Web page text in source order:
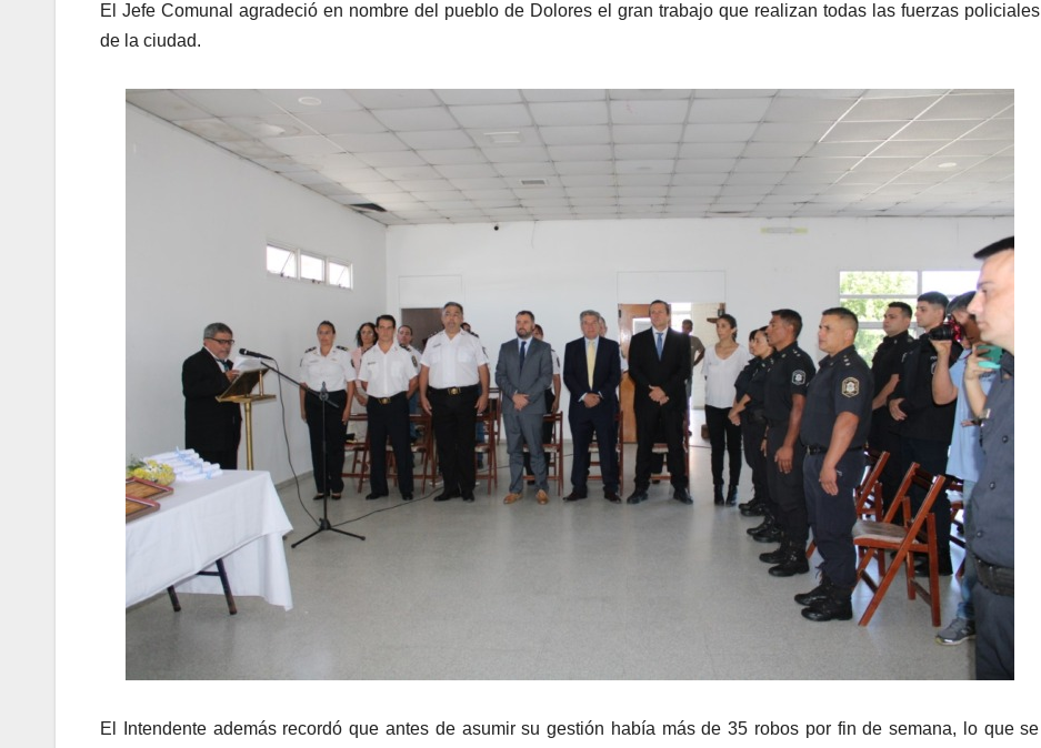
El Jefe Comunal agradeció en nombre del pueblo de Dolores el gran trabajo que realizan todas las fuerzas policiales
de la ciudad.
El Intendente además recordó que antes de asumir su gestión había más de 35 robos por fin de semana, lo que se